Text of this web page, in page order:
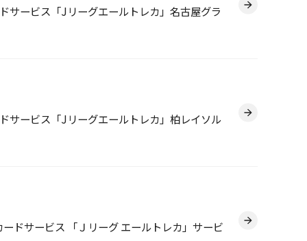
サービス「Jリーグエールトレカ」名古屋グラ
サービス「Jリーグエールトレカ」柏レイソル
ドサービス 「Ｊリーグ エールトレカ」サービ